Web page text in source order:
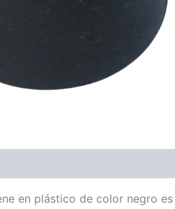
en plástico de color negro